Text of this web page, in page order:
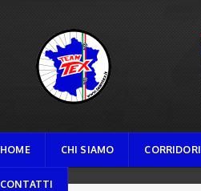
HOME CHI SIAMO CORRIDORI
CONTATTI